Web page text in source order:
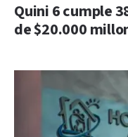
Quini 6 cumple
de $20.000